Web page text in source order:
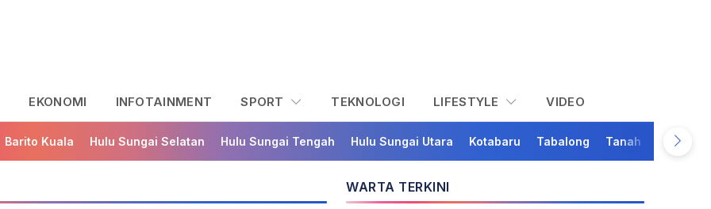
EKONOMI INFOTAINMENT SPORT TEKNOLOGI LIFESTYLE VIDEO
Barito Kuala Hulu Sungai Selatan Hulu Sungai Tengah Hulu Sungai Utara Kotabaru Tabalong Tanah Bumbu
WARTA TERKINI